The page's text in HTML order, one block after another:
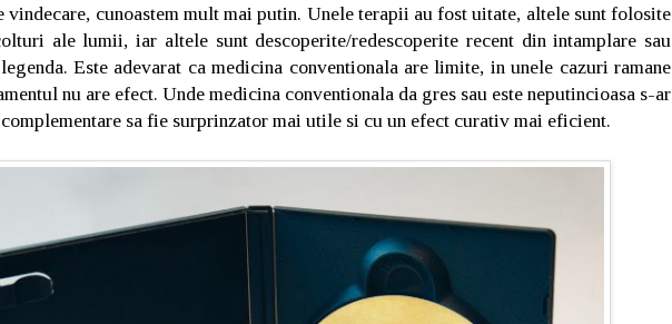
vindecare, cunoastem mult mai putin. Unele terapii au fost uitate, altele sunt folosite
ale lumii, iar altele sunt descoperite/redescoperite recent din intamplare sau
Este adevarat ca medicina conventionala are limite, in unele cazuri ramane
nu are efect. Unde medicina conventionala da gres sau este neputincioasa s-ar
sa fie surprinzator mai utile si cu un efect curativ mai eficient.